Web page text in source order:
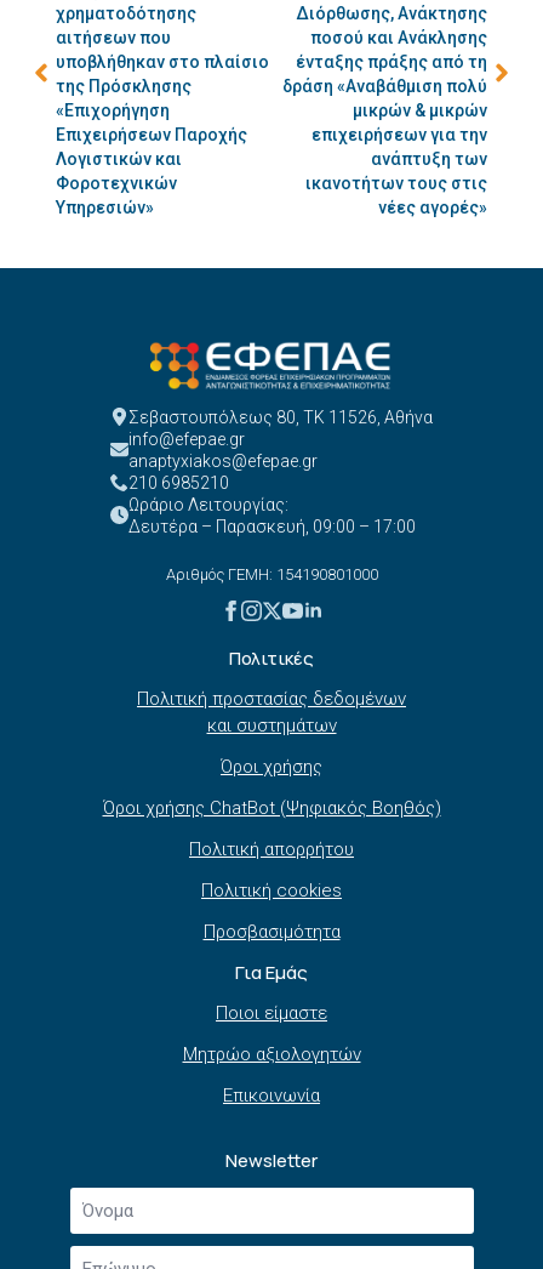
χρηματοδότησης
αιτήσεων που
υποβλήθηκαν στο πλαίσιο
της Πρόσκλησης
«Επιχορήγηση
Επιχειρήσεων Παροχής
Λογιστικών και
Φοροτεχνικών
Υπηρεσιών»
Διόρθωσης, Ανάκτησης
ποσού και Ανάκλησης
ένταξης πράξης από τη
δράση «Αναβάθμιση πολύ
μικρών & μικρών
επιχειρήσεων για την
ανάπτυξη των
ικανοτήτων τους στις
νέες αγορές»
Σεβαστουπόλεως 80, ΤΚ 11526, Αθήνα
info@efepae.gr
anaptyxiakos@efepae.gr
210 6985210
Ωράριο Λειτουργίας:
Δευτέρα – Παρασκευή, 09:00 – 17:00
Αριθμός ΓΕΜΗ: 154190801000
Πολιτικές
Πολιτική προστασίας δεδομένων
και συστημάτων
Όροι χρήσης
Όροι χρήσης ChatBot (Ψηφιακός Βοηθός)
Πολιτική απορρήτου
Πολιτική cookies
Προσβασιμότητα
Για Εμάς
Ποιοι είμαστε
Μητρώο αξιολογητών
Επικοινωνία
Newsletter
Όνομα
Επώνυμο